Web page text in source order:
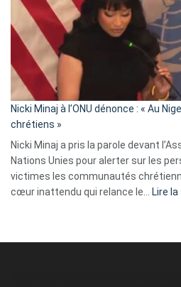
Nicki Minaj à l’ONU dénonce : « Au
chrétiens »
Nicki Minaj a pris la parole devant
Nations Unies pour alerter sur les
victimes les communautés
cœur inattendu qui relance le…
Lire